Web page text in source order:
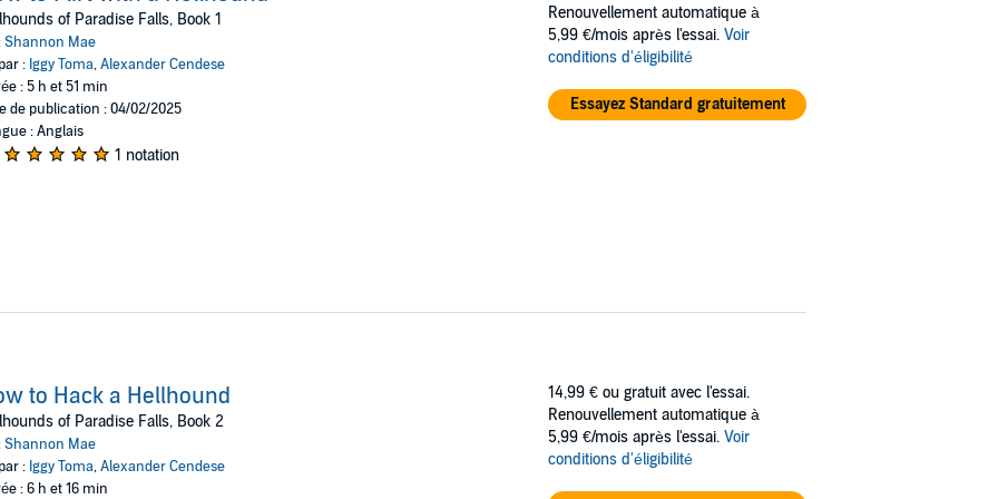
your fingers probably won't cause a victim to bleed out? I don't know if trying out Toby's writing ideas is a good
him that calls to my hellhound. He's adorable, awkward, and all kinds of clueless. He brings out my protective
even if that means figuring out some of the answers to his rather bloodthirsty questions. When I find out Toby
hellhound from protecting him. He's mine, even if he doesn't know it, and I'll tear apart anyone who even thinks of
of Paradise Falls, Book 1
Shannon Mae
: Iggy Toma,Alexander Cendese
: 5 h et 51 min
de publication : 04/02/2025
: Anglais
1 notation
Renouvellement automatique à
5,99 €/mois après l'essai. Voir
conditions d'éligibilité
Essayez Standard gratuitement
to Hack a Hellhound
of Paradise Falls, Book 2
Shannon Mae
: Iggy Toma,Alexander Cendese
: 6 h et 16 min
14,99 € ou gratuit avec l'essai.
Renouvellement automatique à
5,99 €/mois après l'essai. Voir
conditions d'éligibilité